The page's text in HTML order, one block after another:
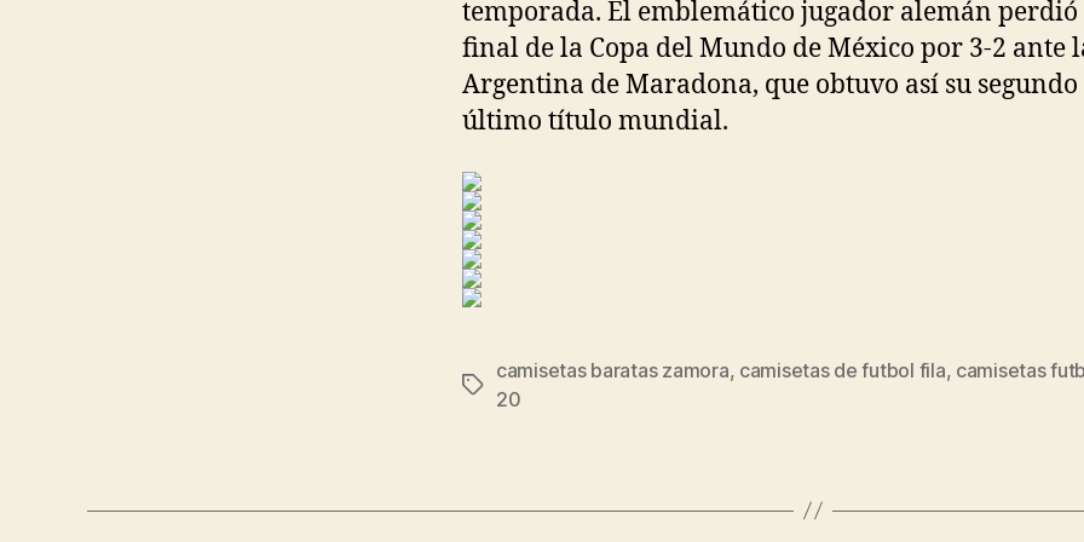
temporada. El emblemático jugador alemán perdió
final de la Copa del Mundo de México por 3-2 ante
Argentina de Maradona, que obtuvo así su segundo
último título mundial.
Etiquetas
camisetas baratas zamora, camisetas de futbol fila, camisetas
20